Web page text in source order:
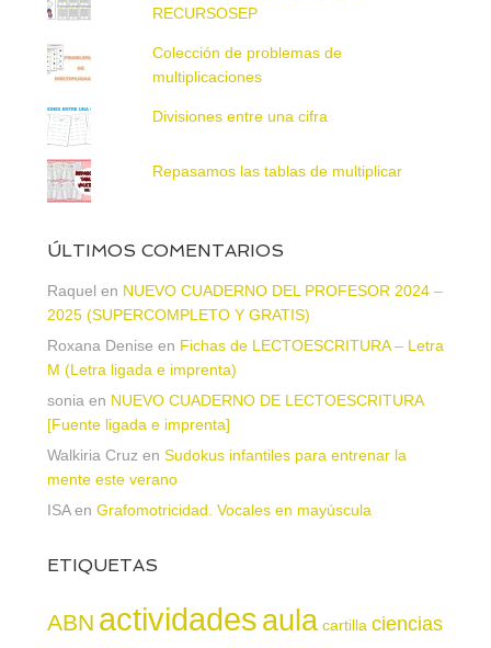
RECURSOSEP
Colección de problemas de
multiplicaciones
Divisiones entre una cifra
Repasamos las tablas de multiplicar
ÚLTIMOS COMENTARIOS
Raquel en NUEVO CUADERNO DEL PROFESOR 2024 –
2025 (SUPERCOMPLETO Y GRATIS)
Roxana Denise en Fichas de LECTOESCRITURA – Letra
M (Letra ligada e imprenta)
soniaen NUEVO CUADERNO DE LECTOESCRITURA
[Fuente ligada e imprenta]
Walkiria Cruzen Sudokus infantiles para entrenar la
mente este verano
ISAen Grafomotricidad. Vocales en mayúscula
ETIQUETAS
ABN actividadesaula cartilla ciencias